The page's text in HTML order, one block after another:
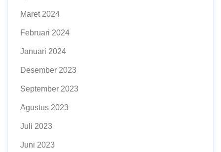
Maret 2024
Februari 2024
Januari 2024
Desember 2023
September 2023
Agustus 2023
Juli 2023
Juni 2023